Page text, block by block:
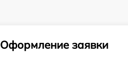
Оформление заявки